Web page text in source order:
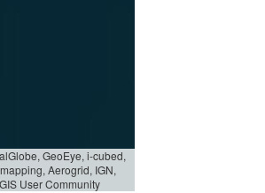
GeoEye, i-cubed,
Aerogrid, IGN,
User Community